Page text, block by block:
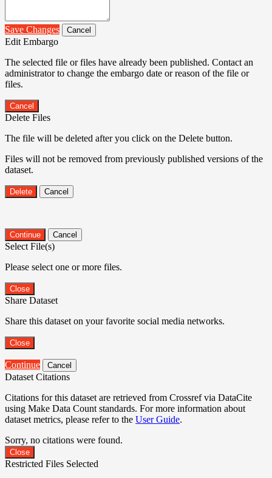
Save Changes Cancel
Edit Embargo
The selected file or files have already been published. Contact an
administrator to change the embargo date or reason of the file or
files.
Cancel
Delete Files
The file will be deleted after you click on the Delete button.
Files will not be removed from previously published versions of the
dataset.
Delete Cancel
Continue Cancel
Select File(s)
Please select one or more files.
Close
Share Dataset
Share this dataset on your favorite social media networks.
Close
Continue Cancel
Dataset Citations
Citations for this dataset are retrieved from Crossref via DataCite
using Make Data Count standards. For more information about
dataset metrics, please refer to the User Guide.
Sorry, no citations were found.
Close
Restricted Files Selected